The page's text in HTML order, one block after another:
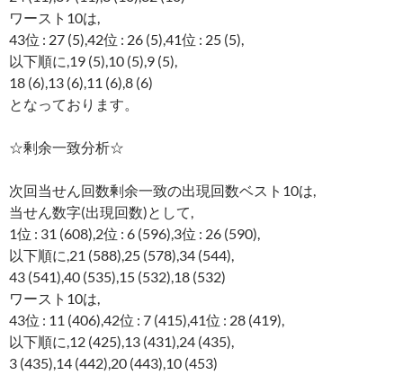
ワースト10は,
43位 : 27 (5),42位 : 26 (5),41位 : 25 (5),
以下順に,19 (5),10 (5),9 (5),
18 (6),13 (6),11 (6),8 (6)
となっております。
☆剰余一致分析☆
次回当せん回数剰余一致の出現回数ベスト10は,
当せん数字(出現回数)として,
1位 : 31 (608),2位 : 6 (596),3位 : 26 (590),
以下順に,21 (588),25 (578),34 (544),
43 (541),40 (535),15 (532),18 (532)
ワースト10は,
43位 : 11 (406),42位 : 7 (415),41位 : 28 (419),
以下順に,12 (425),13 (431),24 (435),
3 (435),14 (442),20 (443),10 (453)